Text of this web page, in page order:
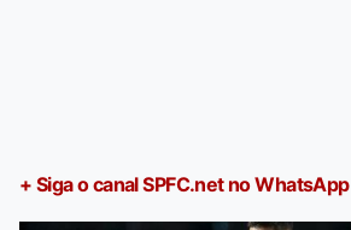
+ Siga o canal SPFC.net no WhatsApp